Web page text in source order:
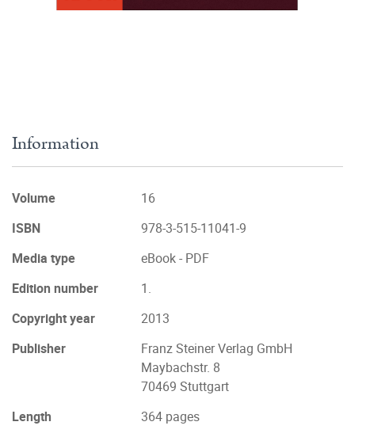
Information
Volume
16
ISBN
978-3-515-11041-9
Media type
eBook - PDF
Edition number
1.
Copyright year
2013
Publisher
Franz Steiner Verlag GmbH
Maybachstr. 8
70469 Stuttgart
Length
364 pages